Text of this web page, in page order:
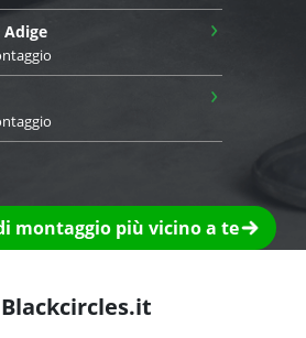
›
›
montaggio più vicino a te